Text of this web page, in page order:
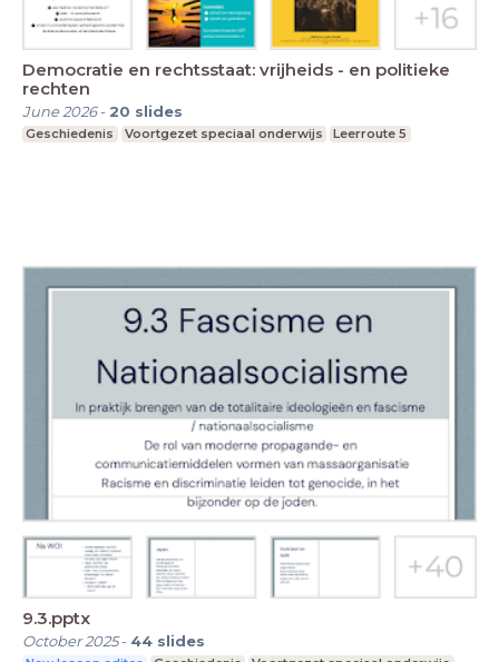
Democratie en rechtsstaat: vrijheids - en politieke
rechten
June 2026- 20 slides
Geschiedenis Voortgezet speciaal onderwijs Leerroute 5
9.3.pptx
October 2025- 44 slides